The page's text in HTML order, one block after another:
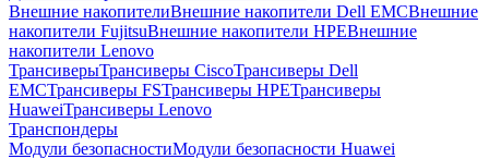
Внешние накопителиВнешние накопители Dell EMCВнешние
накопители FujitsuВнешние накопители HPEВнешние
накопители Lenovo
ТрансиверыТрансиверы CiscoТрансиверы Dell
EMCТрансиверы FSТрансиверы HPEТрансиверы
HuaweiТрансиверы Lenovo
Транспондеры
Модули безопасностиМодули безопасности Huawei